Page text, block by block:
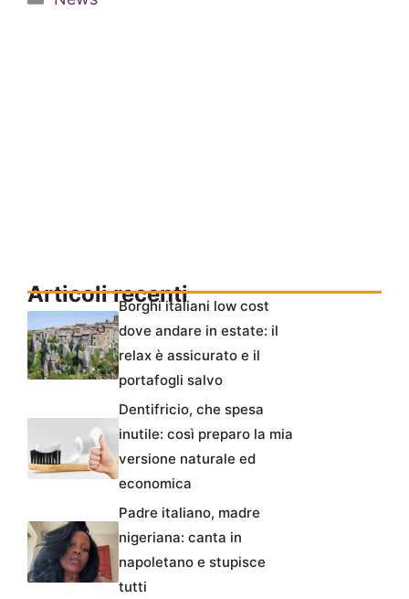
Articoli recentiBorghi italiani low cost
dove andare in estate: il
relax è assicurato e il
portafogli salvo
Dentifricio, che spesa
inutile: così preparo la mia
versione naturale ed
economica
Padre italiano, madre
nigeriana: canta in
napoletano e stupisce
tutti